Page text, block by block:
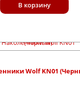
В корзину
Wolf KN01